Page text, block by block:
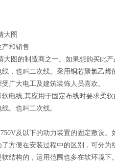
大图
和销售
大图的制造商之一。如果想购买此
，也叫二次线。采用铜芯聚氯乙烯
广大电工及建筑装饰人员喜欢。
电线,其应用于固定布线时要求柔
。也叫二次线。
及以下的动力装置的固定敷设。
方便在安装过程中的区别，可分为
结构的，运用范围也多在软环境下